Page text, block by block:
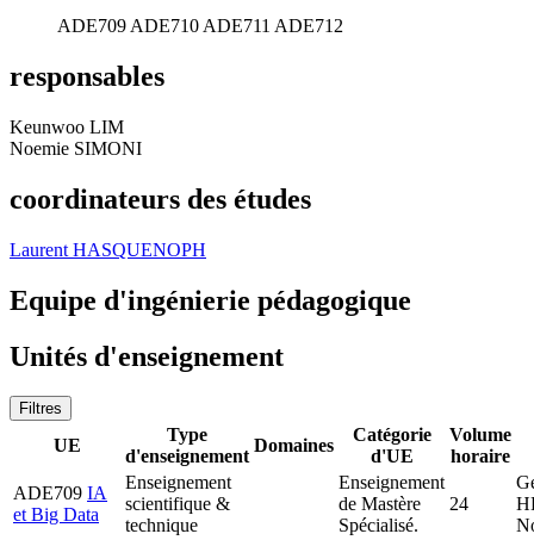
ADE709 ADE710 ADE711 ADE712
responsables
Keunwoo LIM
Noemie SIMONI
coordinateurs des études
Laurent HASQUENOPH
Equipe d'ingénierie pédagogique
Unités d'enseignement
Filtres
UE
Type
d'enseignement
Domaines
Catégorie
d'UE
Volume
horaire
ADE709 IA
et Big Data
Enseignement
scientifique &
technique
Enseignement
de Mastère
Spécialisé.
24